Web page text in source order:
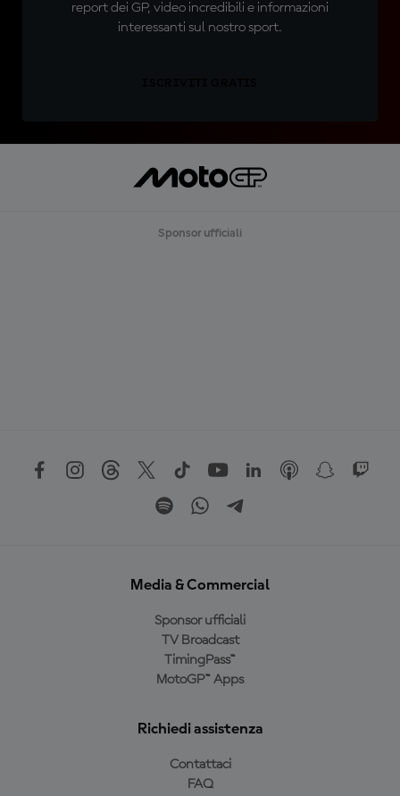
report dei GP, video incredibili e informazioni
interessanti sul nostro sport.
Sponsor ufficiali
Media & Commercial
Sponsor ufficiali
TV Broadcast
TimingPass™
MotoGP™ Apps
Richiedi assistenza
Contattaci
FAQ